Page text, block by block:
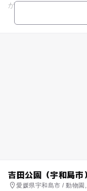
が、触れ合い方をスタ
吉田公園（宇和島市）
愛媛県宇和島市 / 動物園